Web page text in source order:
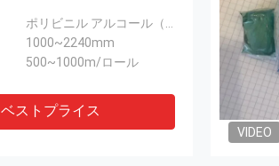
1000~2240mm
500~1000m/ロール
ベストプライス
VIDEO